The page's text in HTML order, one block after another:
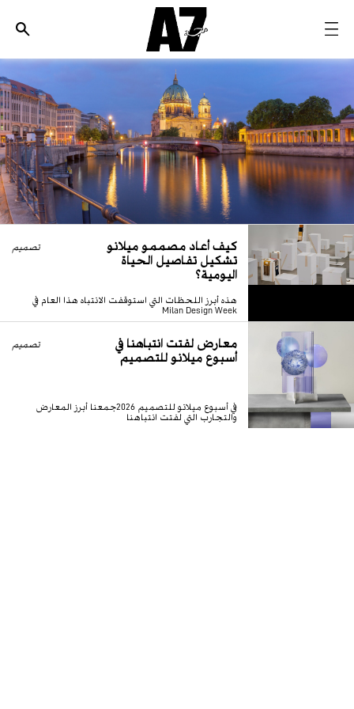
الأخبار
موضة وجمال
ثقافة
ديسكوفري
مجوهرات وساعات
EDITORIALS
WHO/HOW
كيف أعاد مصممو ميلانو
تشكيل تفاصيل الحياة
اليومية؟
تصميم
هذه أبرز اللحظات التي استوقفت الانتباه هذا العام في
Milan Design Week
معارض لفتت انتباهنا في
أسبوع ميلانو للتصميم تصميم
في أسبوع ميلانو للتصميم 2026جمعنا أبرز المعارض
والتجارب التي لفتت انتباهنا